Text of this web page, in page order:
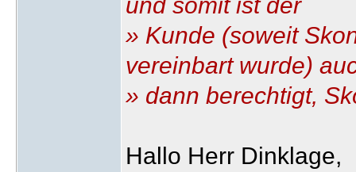
» Kunde (soweit
vereinbart wurde)
» dann berechtigt,
Hallo Herr Dinklage,